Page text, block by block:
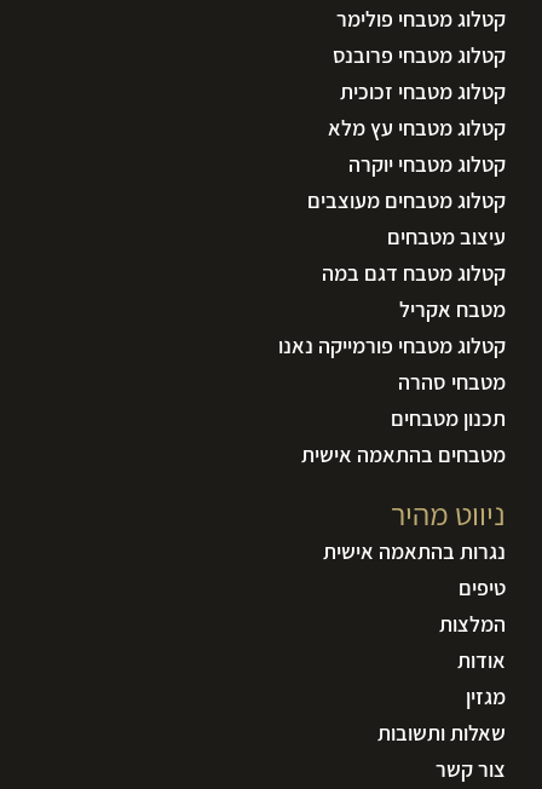
קטלוג מטבחי פולימר
קטלוג מטבחי פרובנס
קטלוג מטבחי זכוכית
קטלוג מטבחי עץ מלא
קטלוג מטבחי יוקרה
קטלוג מטבחים מעוצבים
עיצוב מטבחים
קטלוג מטבח דגם במה
מטבח אקריל
קטלוג מטבחי פורמייקה נאנו
מטבחי סהרה
תכנון מטבחים
מטבחים בהתאמה אישית
ניווט מהיר
נגרות בהתאמה אישית
טיפים
המלצות
אודות
מגזין
שאלות ותשובות
צור קשר